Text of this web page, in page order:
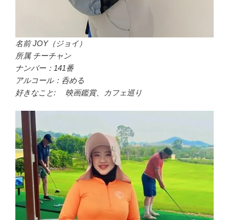
名前 JOY（ジョイ）
所属 チーチャン
ナンバー：141番
アルコール：呑める
好きなこと: 映画鑑賞、カフェ巡り